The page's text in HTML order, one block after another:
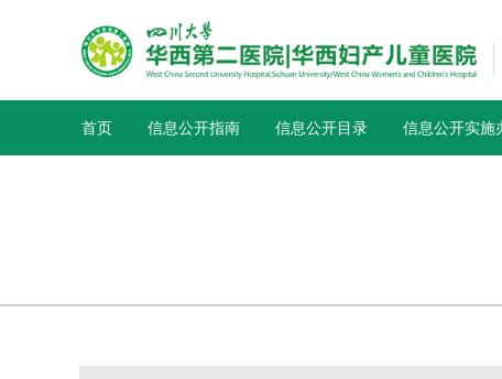
首页 信息公开指南 信息公开目录 信息公开实施